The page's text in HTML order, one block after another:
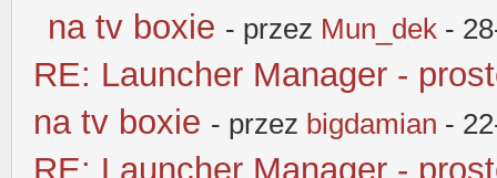
na tv boxie - przez Mun_dek -
RE: Launcher Manager -
na tv boxie - przez bigdamian -
RE: Launcher Manager -